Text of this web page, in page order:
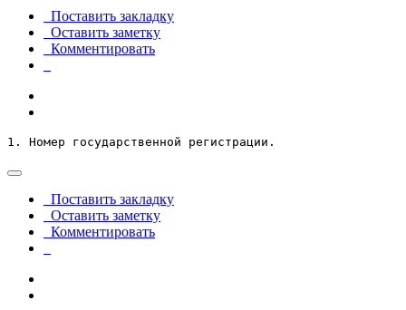
Поставить закладку
Оставить заметку
Комментировать
1. Номер государственной регистрации.
Поставить закладку
Оставить заметку
Комментировать